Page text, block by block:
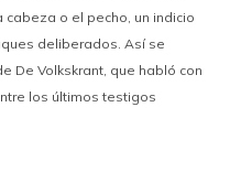
cabeza o el pecho, un indicio
deliberados. Así se
De Volkskrant, que habló con
los últimos testigos